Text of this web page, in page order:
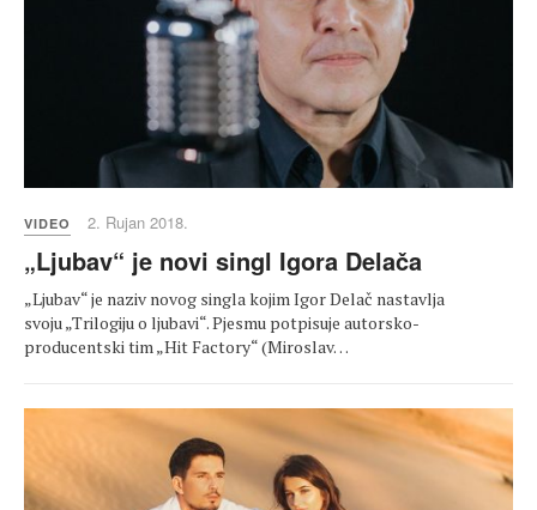
VIDEO 2. Rujan 2018.
„Ljubav“ je novi singl Igora Delača
„Ljubav“ je naziv novog singla kojim Igor Delač nastavlja
svoju „Trilogiju o ljubavi“. Pjesmu potpisuje autorsko-
producentski tim „Hit Factory“ (Miroslav…